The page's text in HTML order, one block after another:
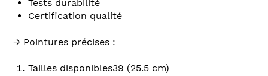
Tests durabilité
Certification qualité
→ Pointures précises :
Tailles disponibles39 (25.5 cm)